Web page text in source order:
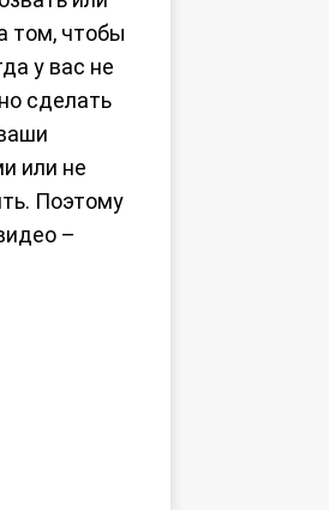
том, чтобы
у вас не
сделать
или не
Поэтому
–